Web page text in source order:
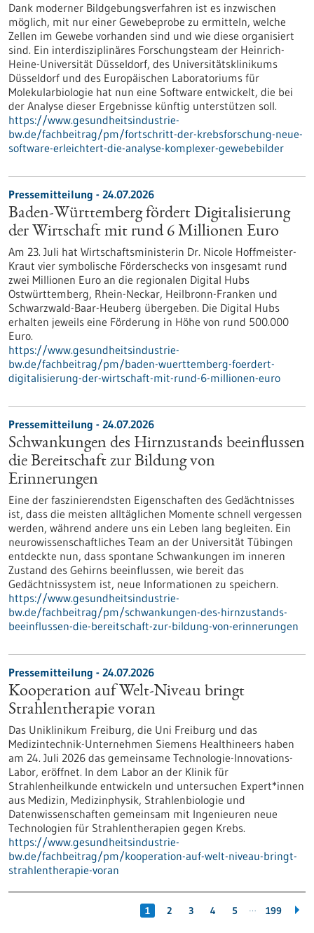
Dank moderner Bildgebungsverfahren ist es inzwischen
möglich, mit nur einer Gewebeprobe zu ermitteln, welche
Zellen im Gewebe vorhanden sind und wie diese organisiert
sind. Ein interdisziplinäres Forschungsteam der Heinrich-
Heine-Universität Düsseldorf, des Universitätsklinikums
Düsseldorf und des Europäischen Laboratoriums für
Molekularbiologie hat nun eine Software entwickelt, die bei
der Analyse dieser Ergebnisse künftig unterstützen soll.
https://www.gesundheitsindustrie-
bw.de/fachbeitrag/pm/fortschritt-der-krebsforschung-neue-
software-erleichtert-die-analyse-komplexer-gewebebilder
Pressemitteilung - 24.07.2026
Baden-Württemberg fördert Digitalisierung
der Wirtschaft mit rund 6 Millionen Euro
Am 23. Juli hat Wirtschaftsministerin Dr. Nicole Hoffmeister-
Kraut vier symbolische Förderschecks von insgesamt rund
zwei Millionen Euro an die regionalen Digital Hubs
Ostwürttemberg, Rhein-Neckar, Heilbronn-Franken und
Schwarzwald-Baar-Heuberg übergeben. Die Digital Hubs
erhalten jeweils eine Förderung in Höhe von rund 500.000
Euro.
https://www.gesundheitsindustrie-
bw.de/fachbeitrag/pm/baden-wuerttemberg-foerdert-
digitalisierung-der-wirtschaft-mit-rund-6-millionen-euro
Pressemitteilung - 24.07.2026
Schwankungen des Hirnzustands beeinflussen
die Bereitschaft zur Bildung von
Erinnerungen
Eine der faszinierendsten Eigenschaften des Gedächtnisses
ist, dass die meisten alltäglichen Momente schnell vergessen
werden, während andere uns ein Leben lang begleiten. Ein
neurowissenschaftliches Team an der Universität Tübingen
entdeckte nun, dass spontane Schwankungen im inneren
Zustand des Gehirns beeinflussen, wie bereit das
Gedächtnissystem ist, neue Informationen zu speichern.
https://www.gesundheitsindustrie-
bw.de/fachbeitrag/pm/schwankungen-des-hirnzustands-
beeinflussen-die-bereitschaft-zur-bildung-von-erinnerungen
Pressemitteilung - 24.07.2026
Kooperation auf Welt-Niveau bringt
Strahlentherapie voran
Das Uniklinikum Freiburg, die Uni Freiburg und das
Medizintechnik-Unternehmen Siemens Healthineers haben
am 24. Juli 2026 das gemeinsame Technologie-Innovations-
Labor, eröffnet. In dem Labor an der Klinik für
Strahlenheilkunde entwickeln und untersuchen Expert*innen
aus Medizin, Medizinphysik, Strahlenbiologie und
Datenwissenschaften gemeinsam mit Ingenieuren neue
Technologien für Strahlentherapien gegen Krebs.
https://www.gesundheitsindustrie-
bw.de/fachbeitrag/pm/kooperation-auf-welt-niveau-bringt-
strahlentherapie-voran
1 2 3 4 5 … 199